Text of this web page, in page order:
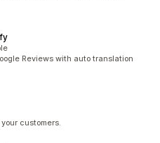
Reviews with auto translation
customers.